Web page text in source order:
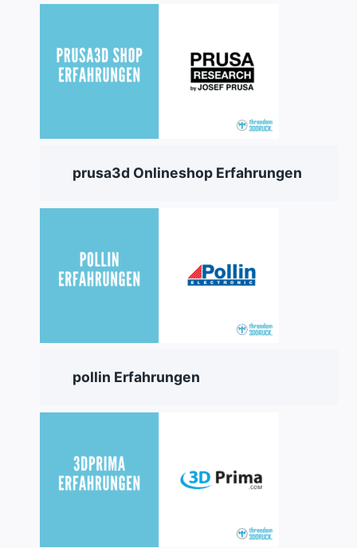
prusa3d Onlineshop Erfahrungen
pollin Erfahrungen